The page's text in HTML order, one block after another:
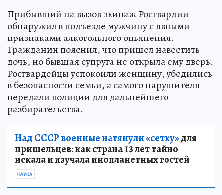
Прибывший на вызов экипаж Росгвардии
обнаружил в подъезде мужчину с явными
признаками алкогольного опьянения.
Гражданин пояснил, что пришел навестить
дочь, но бывшая супруга не открыла ему дверь.
Росгвардейцы успокоили женщину, убедились
в безопасности семьи, а самого нарушителя
передали полиции для дальнейшего
разбирательства.
Над СССР военные натянули «сетку»для
пришельцев: как страна 13 лет тайно
искала и изучала инопланетных гостей
НАУКА